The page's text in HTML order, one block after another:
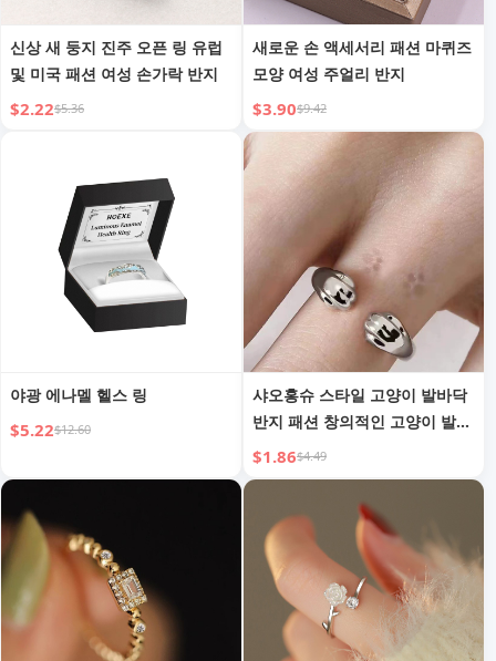
신상 새 둥지 진주 오픈 링 유럽
및 미국 패션 여성 손가락 반지
$2.22$5.36
새로운 손 액세서리 패션 마퀴즈
모양 여성 주얼리 반지
$3.90$9.42
야광 에나멜 헬스 링
$5.22$12.60
샤오홍슈 스타일 고양이 발바닥
반지 패션 창의적인 고양이 발자
국 오픈 링 달콤하고 귀여운 발
자국 손 보석
$1.86$4.49